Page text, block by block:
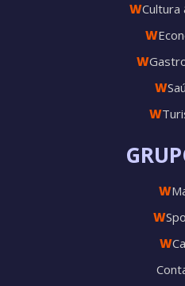
W
W
W
WCultura
W
W
W
W